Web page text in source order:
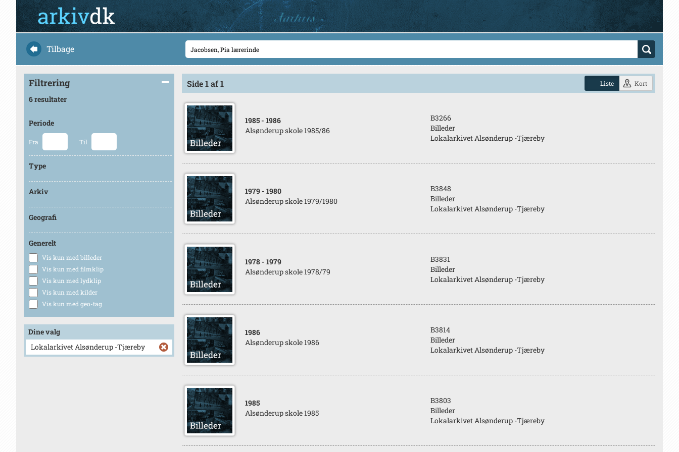
Tilbage
Filtrering
6 resultater
Periode
Fra Til
Type
Arkiv
Geografi
Generelt
Vis kun med billeder
Vis kun med filmklip
Vis kun med lydklip
Vis kun med kilder
Vis kun med geo-tag
Dine valg
Lokalarkivet Alsønderup -Tjæreby
Side 1 af 1 Liste Kort
1985 - 1986
Alsønderup skole 1985/86
B3266
Billeder
Lokalarkivet Alsønderup -Tjæreby
1979 - 1980
Alsønderup skole 1979/1980
B3848
Billeder
Lokalarkivet Alsønderup -Tjæreby
1978 - 1979
Alsønderup skole 1978/79
B3831
Billeder
Lokalarkivet Alsønderup -Tjæreby
1986
Alsønderup skole 1986
B3814
Billeder
Lokalarkivet Alsønderup -Tjæreby
1985
Alsønderup skole 1985
B3803
Billeder
Lokalarkivet Alsønderup -Tjæreby